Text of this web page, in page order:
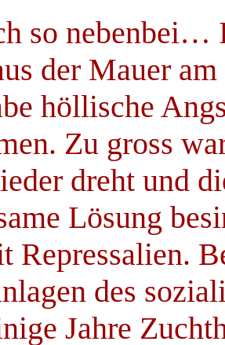
so nebenbei…
der Mauer
höllische
Zu gross
dreht und
Lösung
Repressalien.
des
Jahre